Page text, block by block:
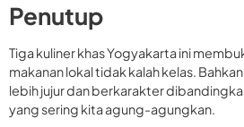
Penutup
Tiga kuliner khas Yogyakarta ini
makanan lokal tidak kalah kelas.
lebih jujur dan berkarakter
yang sering kita agung-agungkan.